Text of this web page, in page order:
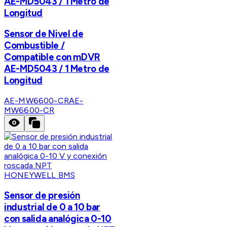
Longitud
Sensor de Nivel de
Combustible /
Compatible con mDVR
AE-MD5043 / 1 Metro de
Longitud
AE-MW6600-CRAE-
MW6600-CR
HONEYWELL BMS
Sensor de presión
industrial de 0 a 10 bar
con salida analógica 0-10